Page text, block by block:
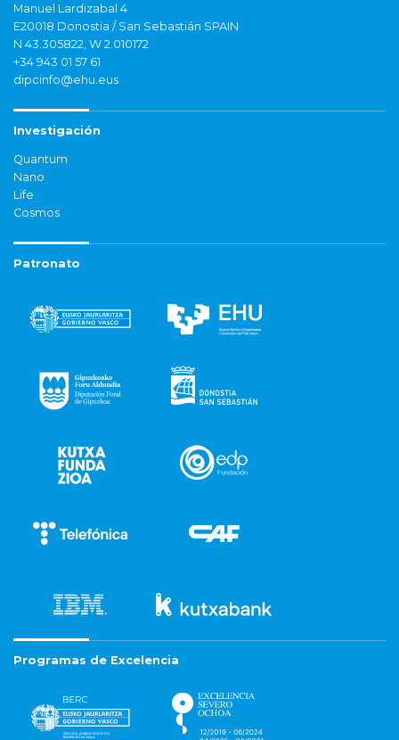
Manuel Lardizabal 4
E20018 Donostia / San Sebastián SPAIN
N 43.305822, W 2.010172
+34 943 01 57 61
dipcinfo@ehu.eus
Investigación
Quantum
Nano
Life
Cosmos
Patronato
Programas de Excelencia